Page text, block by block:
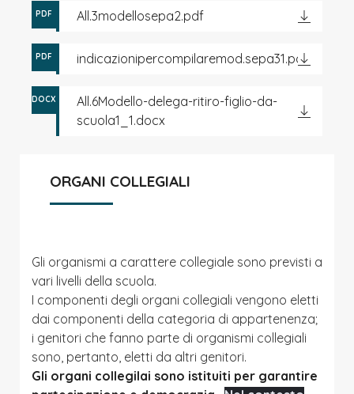
PDF All.3modellosepa2.pdf
PDF indicazionipercompilaremod.sepa31.pdf
DOCX
All.6Modello-delega-ritiro-figlio-da-
scuola1_1.docx
ORGANI COLLEGIALI
Gli organismi a carattere collegiale sono previsti a
vari livelli della scuola.
I componenti degli organi collegiali vengono eletti
dai componenti della categoria di appartenenza;
i genitori che fanno parte di organismi collegiali
sono, pertanto, eletti da altri genitori.
Gli organi collegilai sono istituiti per garantire